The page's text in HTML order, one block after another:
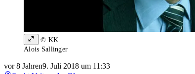
© KK
Alois Sallinger
vor 8 Jahren9. Juli 2018 um 11:33